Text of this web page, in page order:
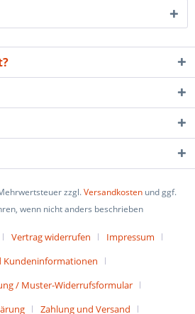
zzgl.Versandkosten und ggf.
wenn nicht anders beschrieben
Vertrag widerrufen
Impressum
Kundeninformationen
/ Muster-Widerrufsformular
Zahlung und Versand